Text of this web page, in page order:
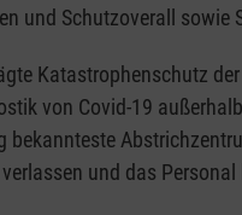
und Schutzoverall sowie
Katastrophenschutz
von Covid-19
und das